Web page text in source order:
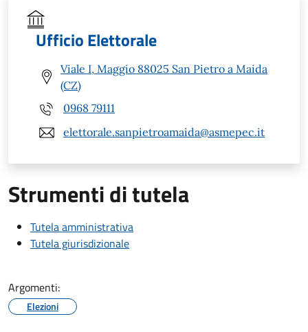
Ufficio Elettorale
Viale I, Maggio 88025 San Pietro a Maida
(CZ)
0968 79111
elettorale.sanpietroamaida@asmepec.it
Strumenti di tutela
Tutela amministrativa
Tutela giurisdizionale
Argomenti:
Elezioni